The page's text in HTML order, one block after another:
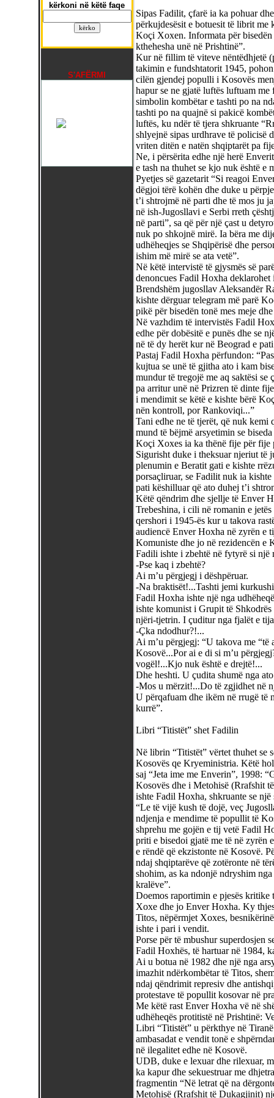
kërkoni në këtë faqe
S'AFËRMI
Sipas Fadilit, çfarë ia ka pohuar
përkujdesësit e botuesit të librit me
Koçi Xoxen. Informata për
kthehesha unë në Prishtinë”.
Kur në fillim të viteve nëntëdhjetë
takimin e fundshtatorit 1945,
cilën gjendej populli i Kosovës
hapur se ne gjatë luftës luftuam
simbolin kombëtar e tashti po na
tashti po na quajnë si pakicë
luftës, ku ndër të tjera shkruante
shlyejnë sipas urdhrave të policisë
vriten ditën e natën shqiptarët pa
Ne, i përsërita edhe një herë
e tash na thuhet se kjo nuk është e
Pyetjes së gazetarit “Si reagoi
dëgjoi tërë kohën dhe duke u
t’i shtrojmë në parti dhe të mos ju
në ish-Jugosllavi e Serbi rreth
në parti”, sa që për një çast u
nuk po shkojnë mirë. Ia bëra me
udhëheqjes se Shqipërisë dhe
ishim më mirë se ata vetë”.
Në këtë intervistë të gjysmës së
denoncues Fadil Hoxha
Brendshëm jugosllav Aleksandër
kishte dërguar telegram më parë
pikë për bisedën tonë mes meje
Në vazhdim të intervistës Fadil
edhe për dobësitë e punës dhe se
në të dy herët kur në Beograd e
Pastaj Fadil Hoxha përfundon:
kujtua se unë të gjitha ato i kam
mundur të tregojë me aq saktësi
pa arritur unë në Prizren të dinte
i mendimit se këtë e kishte bërë
nën kontroll, por Rankoviqi...”
Tani edhe ne të tjerët, që nuk kemi
mund të bëjmë arsyetimin se
Koçi Xoxes ia ka thënë fije për fije
Sigurisht duke i theksuar njeriut të
plenumin e Beratit gati e kishte
porsaçliruar, se Fadilit nuk ia
pati këshilluar që ato duhej t’i
Këtë qëndrim dhe sjellje të Enver
Trebeshina, i cili në romanin e
qershori i 1945-ës kur u takova
audiencë Enver Hoxha në zyrën e
Komuniste dhe jo në rezidencën e
Fadili ishte i zbehtë në fytyrë si një
-Pse kaq i zbehtë?
Ai m’u përgjegj i dëshpëruar.
-Na braktisët!...Tashti jemi
Fadil Hoxha ishte një nga
ishte komunist i Grupit të
njëri-tjetrin. I çuditur nga fjalët e
-Çka ndodhur?!...
Ai m’u përgjegj: “U takova me “të
Kosovë...Por ai e di si m’u
vogël!...Kjo nuk është e drejtë!...
Dhe heshti. U çudita shumë nga
-Mos u mërzit!...Do të zgjidhet në
U përqafuam dhe ikëm në rrugë të
kurrë”.
Libri “Titistët” shet Fadilin
Në librin “Titistët” vërtet thuhet se
Kosovës qe Kryeministria. Këtë
saj “Jeta ime me Enverin”, 1998:
Kosovës dhe i Metohisë (Rrafshit
ishte Fadil Hoxha, shkruante se
“Le të vijë kush të dojë, veç
ndjenja e mendime të popullit të
shprehu me gojën e tij vetë Fadil
priti e bisedoi gjatë me të në
e rëndë që ekzistonte në Kosovë.
ndaj shqiptarëve që zotëronte në
shohim, as ka ndonjë ndryshim
kralëve”.
Doemos raportimin e pjesës
Xoxe dhe jo Enver Hoxha. Ky
Titos, nëpërmjet Xoxes,
ishte i pari i vendit.
Porse për të mbushur superdosjen
Fadil Hoxhës, të hartuar në 1984,
Ai u botua në 1982 dhe një nga
imazhit ndërkombëtar të Titos,
ndaj qëndrimit represiv dhe
protestave të popullit kosovar në
Me këtë rast Enver Hoxha vë në
udhëheqës protitistë në Prishtinë:
Libri “Titistët” u përkthye në
ambasadat e vendit tonë e
në ilegalitet edhe në Kosovë.
UDB, duke e lexuar dhe rilexuar,
ka kapur dhe sekuestruar me
fragmentin “Në letrat që na
Metohisë (Rrafshit të Dukagjinit)